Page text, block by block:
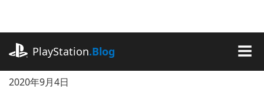
に
ッ
PlayStation.Blog
2020年9月4日